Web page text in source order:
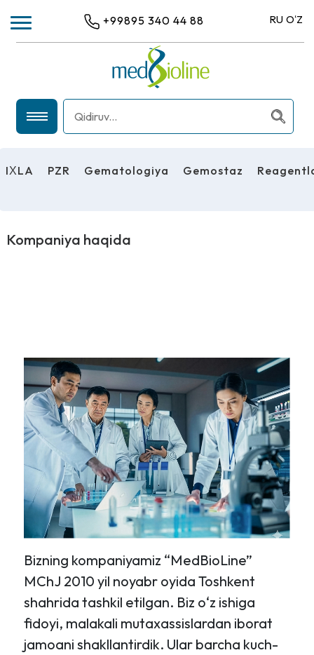
+99895 340 44 88 RU OʻZ
IХLA PZR Gematologiya Gemostaz
Kompaniya haqida
Bizning kompaniyamiz “MedBioLine”
MChJ 2010 yil noyabr oyida Toshkent
shahrida tashkil etilgan. Biz o‘z ishiga
fidoyi, malakali mutaxassislardan iborat
jamoani shakllantirdik. Ular barcha kuch-
IХLA